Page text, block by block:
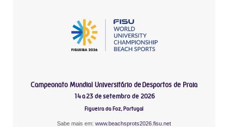
Campeonato Mundial Universitário de Desportos de Praia
14 a 23 de setembro de 2026
Figueira da Foz, Portugal
Sabe mais em: www.beachsprots2026.fisu.net